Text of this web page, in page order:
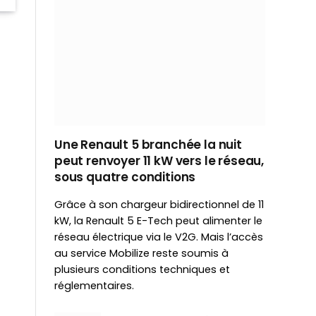
Une Renault 5 branchée la nuit
peut renvoyer 11 kW vers le réseau,
sous quatre conditions
Grâce à son chargeur bidirectionnel de 11
kW, la Renault 5 E-Tech peut alimenter le
réseau électrique via le V2G. Mais l’accès
au service Mobilize reste soumis à
plusieurs conditions techniques et
réglementaires.